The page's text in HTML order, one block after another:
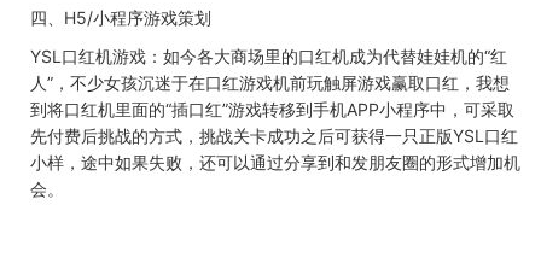
四、 H5/小程序游戏策划
YSL 口红机游戏：如今各大商场里的口红机成为代替娃娃机的“红
人”，不少女孩沉迷于在口红游戏机前玩触屏游戏赢取口红，我想
到将口红机里面的“插口红”游戏转移到手机APP小程序中，可采取
先付费后挑战的方式，挑战关卡成功之后可获得一只正版YSL 口红
小样，途中如果失败，还可以通过分享到和发朋友圈的形式增加机
会。